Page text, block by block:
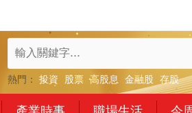
熱門： 投資 股票 高股息 金融股 存股